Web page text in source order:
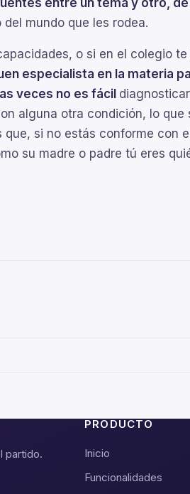
mundo que les rodea.
o si en el colegio
especialista en la materia
veces no es fácil
alguna otra condición, lo que
si no estás conforme con
su madre o padre tú eres
partido.
PRODUCTO
Inicio
Funcionalidades